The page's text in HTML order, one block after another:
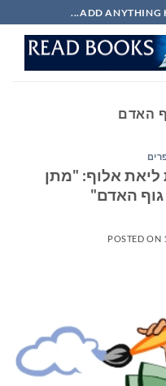
ADD ANYTHING
האדם
ליאת אלוף: "מתן
האדם"
POSTED ON